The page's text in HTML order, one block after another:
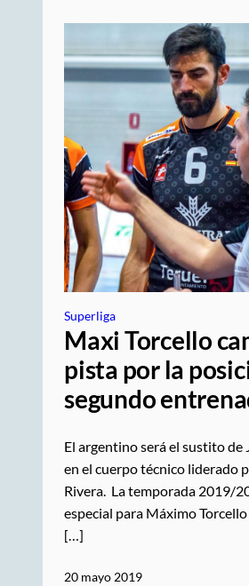
Superliga
Maxi Torcello
pista por la
segundo
El argentino será el sustito de
en el cuerpo técnico liderado
Rivera. La temporada 2019/
especial para Máximo
[…]
20 mayo 2019